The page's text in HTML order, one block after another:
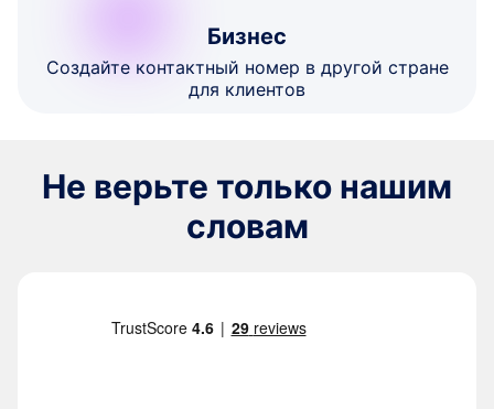
Бизнес
Создайте контактный номер в другой стране
для клиентов
Не верьте только нашим
словам